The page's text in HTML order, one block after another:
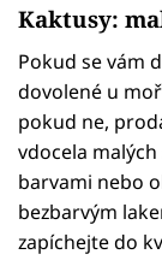
Kaktusy:
Pokud se vám
dovolené u
pokud ne,
vdocela
barvami nebo
bezbarvým
zapíchejte do